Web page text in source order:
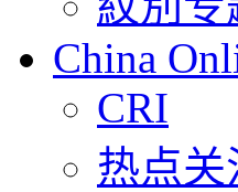
China
CRI
热点关